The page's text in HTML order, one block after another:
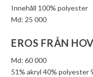
Innehåll 100% polyester
Md: 25 000
EROS FRÅN
Md: 60 000
51% akryl 40% polyester